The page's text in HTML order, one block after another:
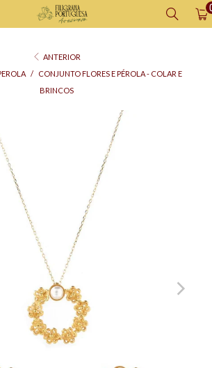
ANTERIOR
/
CONJUNTO FLORES E PÉROLA - COLAR E
BRINCOS